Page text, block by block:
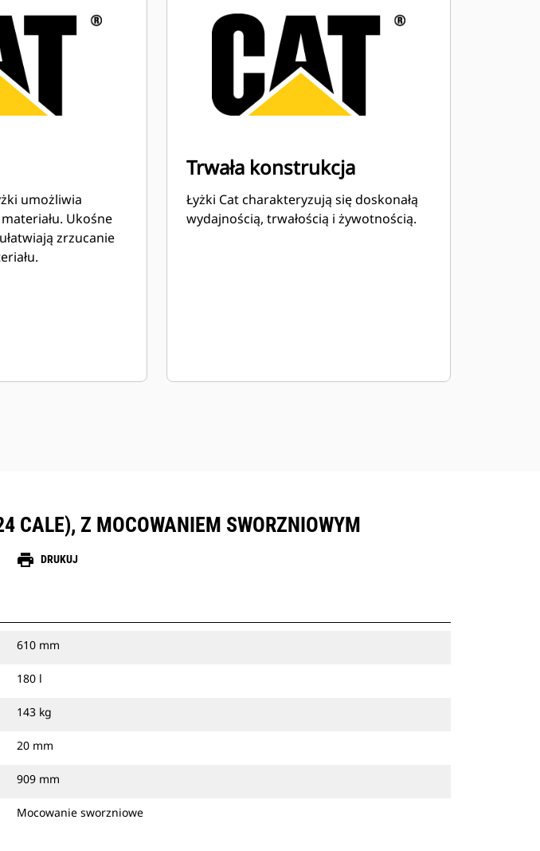
umożliwia
Ukośne
zrzucanie
Trwała konstrukcja
Łyżki Cat charakteryzują się doskonałą
wydajnością, trwałością i żywotnością.
CALE), Z MOCOWANIEM SWORZNIOWYM
print DRUKUJ
610 mm
180 l
143 kg
20 mm
909 mm
Mocowanie sworzniowe